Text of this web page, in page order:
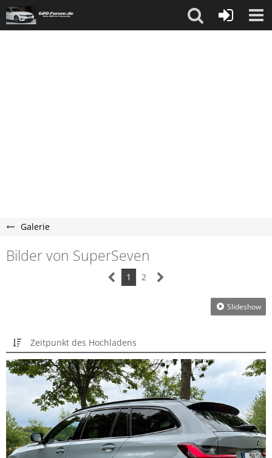
Galerie
Bilder von SuperSeven
1 2
Slideshow
Zeitpunkt des Hochladens